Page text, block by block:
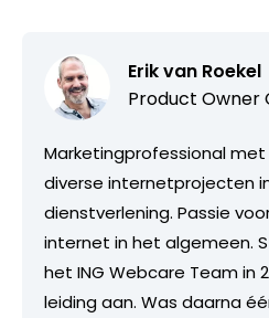
Erik van Roekel
Product Owner
Marketingprofessional met
diverse internetprojecten
dienstverlening. Passie
internet in het algemeen.
het ING Webcare Team in
leiding aan. Was daarna